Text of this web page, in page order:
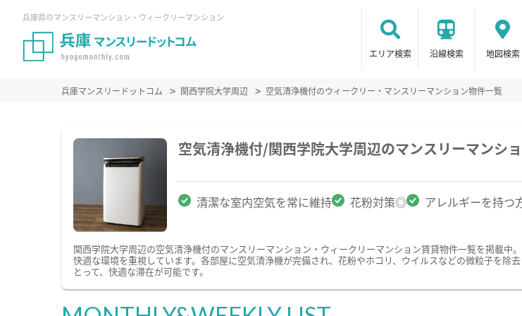
兵庫県のマンスリーマンション・ウィークリーマンション
エリア検索 沿線検索 地図検索
兵庫マンスリードットコム 関西学院大学周辺 空気清浄機付のウィークリー・マンスリーマンション物件一覧
空気清浄機付/関西学院大学周辺のマンスリーマンシ
清潔な室内空気を常に維持 花粉対策◎ アレルギーを持つ
関西学院大学周辺の空気清浄機付のマンスリーマンション・ウィークリーマンション賃貸物件一覧を掲載
快適な環境を重視しています。各部屋に空気清浄機が完備され、花粉やホコリ、ウイルスなどの微粒子を
とって、快適な滞在が可能です。